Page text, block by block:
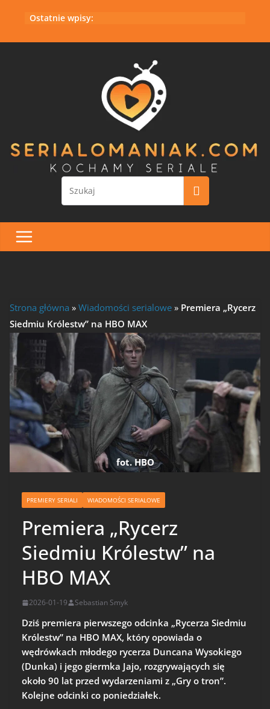
Ostatnie wpisy:
Strona główna » Wiadomości serialowe » Premiera „Rycerz
Siedmiu Królestw” na HBO MAX
fot. HBO
PREMIERY SERIALI WIADOMOŚCI SERIALOWE
Premiera „Rycerz
Siedmiu Królestw” na
HBO MAX
2026-01-19 Sebastian Smyk
Dziś premiera pierwszego odcinka „Rycerza Siedmiu
Królestw” na HBO MAX, który opowiada o
wędrówkach młodego rycerza Duncana Wysokiego
(Dunka) i jego giermka Jajo, rozgrywających się
około 90 lat przed wydarzeniami z „Gry o tron”.
Kolejne odcinki co poniedziałek.